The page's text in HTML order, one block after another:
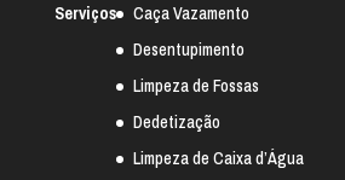
Serviços
Caça Vazamento
Desentupimento
Limpeza de Fossas
Dedetização
Limpeza de Caixa d’Água